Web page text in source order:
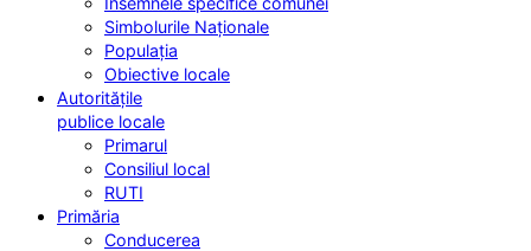
Simbolurile Naționale
Populația
Obiective locale
Autoritățile
publice locale
Primarul
Consiliul local
RUTI
Primăria
Conducerea